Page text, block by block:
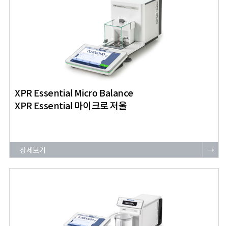
XPR Essential Micro Balance
XPR Essential 마이크로 저울
상세보기 →